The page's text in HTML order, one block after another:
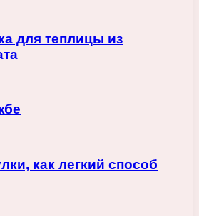
для теплицы из
как легкий способ